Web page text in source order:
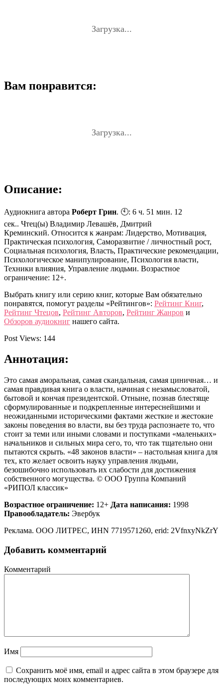
Загрузка...
Вам понравится:
Загрузка...
Описание:
Аудиокнига автора Роберт Грин. 🕙: 6 ч. 51 мин. 12
сек.. Чтец(ы) Владимир Левашёв, Дмитрий
Креминский. Относится к жанрам: Лидерство, Мотивация,
Практическая психология, Саморазвитие / личностный рост,
Социальная психология, Власть, Практические рекомендации,
Психологическое манипулирование, Психология власти,
Техники влияния, Управление людьми. Возрастное
ограничение: 12+.
Выбрать книгу или серию книг, которые Вам обязательно
понравятся, помогут разделы «Рейтингов»: Рейтинг Книг,
Рейтинг Чтецов, Рейтинг Авторов, Рейтинг Жанров и
Обзоров аудиокниг нашего сайта.
Post Views: 144
Аннотация:
Это самая аморальная, самая скандальная, самая циничная… и
самая правдивая книга о власти, начиная с незамысловатой,
бытовой и кончая президентской. Отныне, познав блестяще
сформулированные и подкрепленные интереснейшими и
неожиданными историческими фактами жесткие и жестокие
законы поведения во власти, вы без труда распознаете то, что
стоит за теми или иными словами и поступками «маленьких»
начальников и сильных мира сего, то, что так тщательно они
пытаются скрыть. «48 законов власти» – настольная книга для
тех, кто желает освоить науку управления людьми,
безошибочно использовать их слабости для достижения
собственного могущества. © ООО Группа Компаний
«РИПОЛ классик»
Возрастное ограничение: 12+ Дата написания: 1998
Правообладатель: Эвербук
Реклама. ООО ЛИТРЕС, ИНN 7719571260, erid: 2VfnxyNkZrY
Добавить комментарий
Комментарий
Имя
Сохранить моё имя, email и адрес сайта в этом браузере для
последующих моих комментариев.